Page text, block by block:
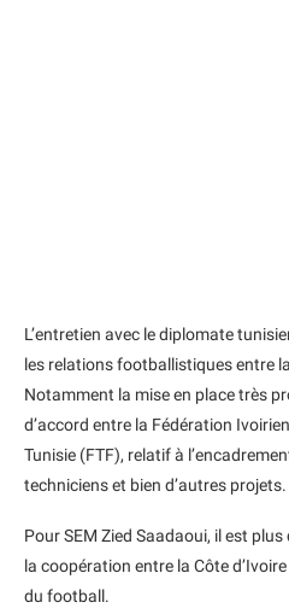
L’entretien avec le diplomate
les relations footballistiques entre
Notamment la mise en place très
d’accord entre la Fédération
Tunisie (FTF), relatif à
techniciens et bien d’autres projets.
Pour SEM Zied Saadaoui, il est
la coopération entre la Côte
du football.